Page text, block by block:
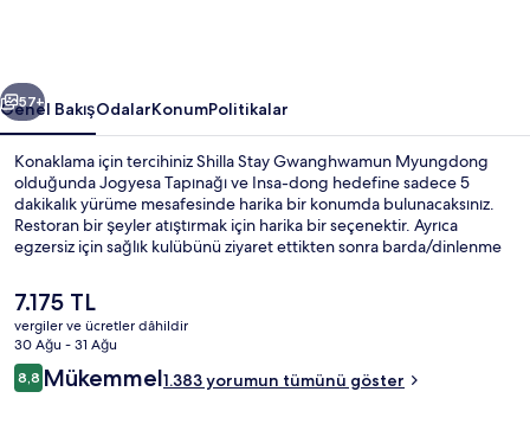
Sonraki
57+
Genel BakışOdalarKonumPolitikalar
Konaklama için tercihiniz Shilla Stay Gwanghwamun Myungdong
olduğunda Jogyesa Tapınağı ve Insa-dong hedefine sadece 5
dakikalık yürüme mesafesinde harika bir konumda bulunacaksınız.
Restoran bir şeyler atıştırmak için harika bir seçenektir. Ayrıca
egzersiz için sağlık kulübünü ziyaret ettikten sonra barda/dinlenme
Gyeongbokgung Sarayı 10 dakikalık yürüme
mesafesindedir. Yardıma hazır personel ve konum misafirlerden tam
not alıyor. Konaklama yeri toplu taşımaya yakındır, Jonggak
İstasyonu 5 dakikalık ve Gwanghwamun İstasyonu 6 dakikalık
yürüme mesafesindedir.
Şu
anki
fiyat
7.175 TL
7.175 TL
vergiler ve ücretler dâhildir
30 Ağu - 31 Ağu
Yorumlar
8,88,8/10
Mükemmel1.383 yorumun tümünü göster